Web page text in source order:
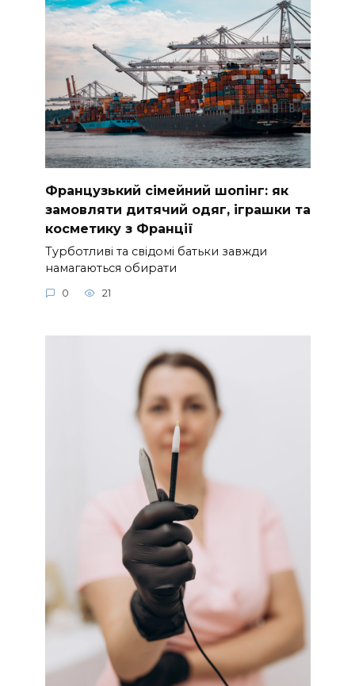
Французький сімейний шопінг: як
замовляти дитячий одяг, іграшки та
косметику з Франції
Турботливі та свідомі батьки завжди
намагаються обирати
0 21